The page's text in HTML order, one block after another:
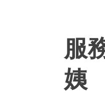
服
姨